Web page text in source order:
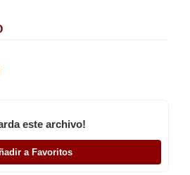
este archivo!
a Favoritos